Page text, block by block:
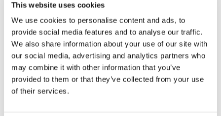
This website uses cookies
We use cookies to personalise content and ads, to
provide social media features and to analyse our traffic.
We also share information about your use of our site with
our social media, advertising and analytics partners who
may combine it with other information that you’ve
provided to them or that they’ve collected from your use
of their services.
Lägg till i varukorg
Rotor, komplett med slagor
OR80013456G
(ex. moms)
Grön truckknapp
A00220
kr (ex. moms)